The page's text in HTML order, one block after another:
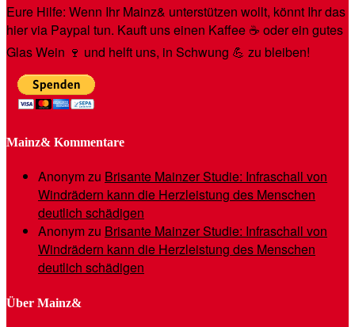
Eure Hilfe: Wenn Ihr Mainz& unterstützen wollt, könnt Ihr das
hier via Paypal tun. Kauft uns einen Kaffee ☕️ oder ein gutes
Glas Wein 🍷 und helft uns, in Schwung 💪 zu bleiben!
Mainz& Kommentare
Anonymzu Brisante Mainzer Studie: Infraschall von
Windrädern kann die Herzleistung des Menschen
deutlich schädigen
Anonymzu Brisante Mainzer Studie: Infraschall von
Windrädern kann die Herzleistung des Menschen
deutlich schädigen
Über Mainz&